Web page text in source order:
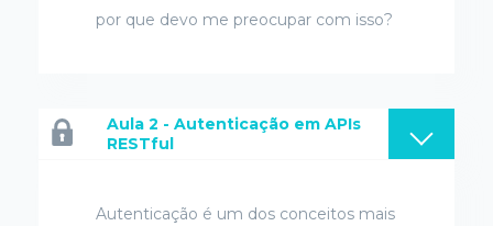
por que devo me preocupar com isso?
Aula 2 - Autenticação em APIs
RESTful
Autenticação é um dos conceitos mais